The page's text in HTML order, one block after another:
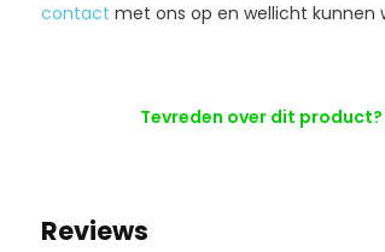
contact met ons op en wellicht kunnen
Tevreden over dit
Reviews